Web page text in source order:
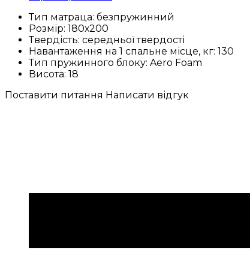
Тип матраца: безпружинний
Розмір: 180х200
Твердість: середньої твердості
Навантаження на 1 спальне місце, кг: 130
Тип пружинного блоку: Aero Foam
Висота: 18
Поставити питання Написати відгук